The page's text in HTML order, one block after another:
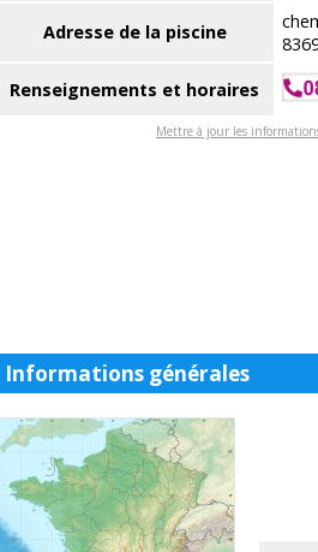
Adresse de la piscine
Renseignements et horaires
Mettre à jour les
Informations générales